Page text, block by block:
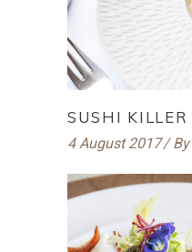
SUSHI KILLER
4 August 2017 By